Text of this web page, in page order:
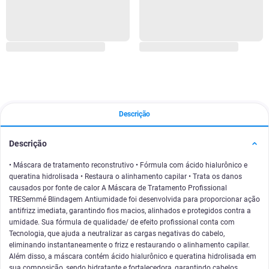
Descrição
Descrição
• Máscara de tratamento reconstrutivo • Fórmula com ácido hialurônico e
queratina hidrolisada • Restaura o alinhamento capilar • Trata os danos
causados por fonte de calor A Máscara de Tratamento Profissional
TRESemmé Blindagem Antiumidade foi desenvolvida para proporcionar ação
antifrizz imediata, garantindo fios macios, alinhados e protegidos contra a
umidade. Sua fórmula de qualidade/ de efeito profissional conta com
Tecnologia, que ajuda a neutralizar as cargas negativas do cabelo,
eliminando instantaneamente o frizz e restaurando o alinhamento capilar.
Além disso, a máscara contém ácido hialurônico e queratina hidrolisada em